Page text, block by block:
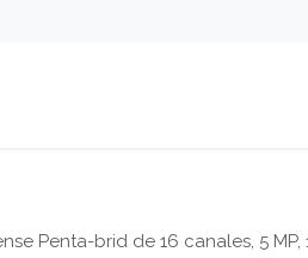
Penta-brid de 16 canales, 5 MP,